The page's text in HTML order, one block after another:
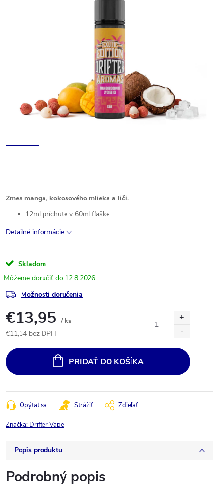
Zmes manga, kokosového mlieka a liči.
12ml príchute v 60ml fľaške.
Detailné informácie
Skladom
12.8.2026
Možnosti doručenia
€13,95 / ks
€11,34 bez DPH
cena:
PRIDAŤ DO KOŠÍKA
Opýtať sa Strážiť Zdieľať
Značka: Drifter Vape
Popis produktu
Podrobný popis